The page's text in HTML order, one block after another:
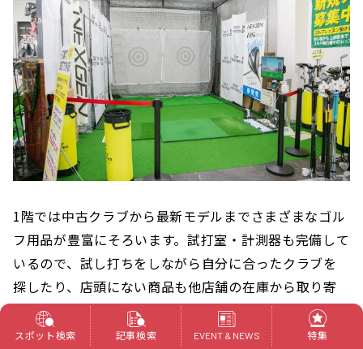
1階では中古クラブから最新モデルまでさまざまなゴル
フ用品が豊富にそろいます。試打室・計測器も完備して
いるので、試し打ちをしながら自分に合ったクラブを
探したり、店頭にない商品も他店舗の在庫から取り寄
せることも可能です。
スポット検索 記事検索 EVENT & NEWS 特集